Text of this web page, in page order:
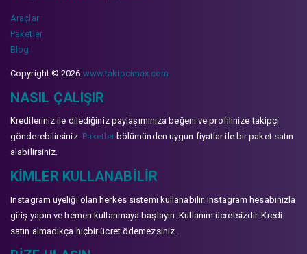
Araçlar
Paketler
Blog
Copyright © 2026 www.takipcimax.com
NASIL ÇALIŞIR
Kredileriniz ile dilediğiniz paylaşımınıza beğeni ve profilinize takipçi
gönderebilirsiniz. Paketlerbölümünden uygun fiyatlar ile bir paket satın
alabilirsiniz.
KIMLER KULLANABILIR
Instagram üyeliği olan herkes sistemi kullanabilir. Instagram hesabınızla
giriş yapın ve hemen kullanmaya başlayın. Kullanım ücretsizdir. Kredi
satın almadıkça hiçbir ücret ödemezsiniz.